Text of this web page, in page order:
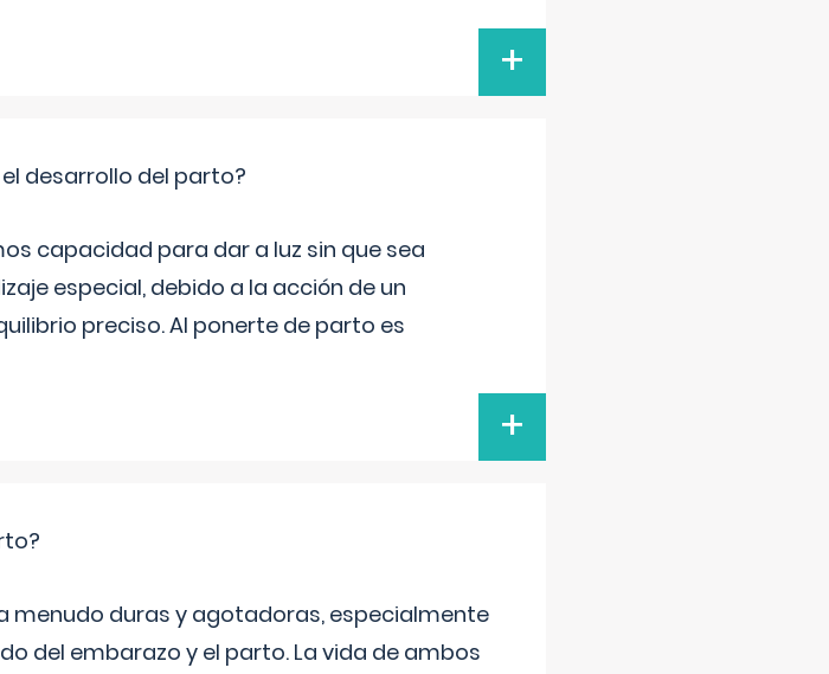
+
desarrollo del parto?
capacidad para dar a luz sin que sea
especial, debido a la acción de un
preciso. Al ponerte de parto es
+
menudo duras y agotadoras, especialmente
del embarazo y el parto. La vida de ambos